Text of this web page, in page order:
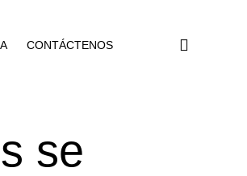
CONTÁCTENOS
se